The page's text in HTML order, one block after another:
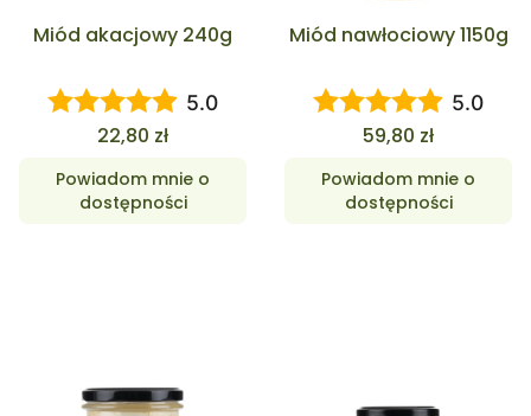
Miód akacjowy 240g
5.0
Cena
22,80 zł
Powiadom mnie o
dostępności
Miód nawłociowy 1150g
5.0
Cena
59,80 zł
Powiadom mnie o
dostępności